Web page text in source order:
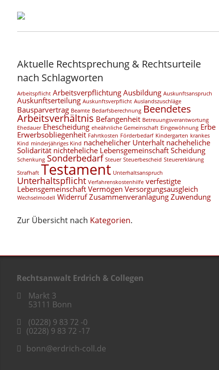
Aktuelle Rechtsprechung & Rechtsurteile
nach Schlagworten
Arbeitspflicht Arbeitsverpflichtung Ausbildung Auskunftsanspruch
Auskunftserteilung Auskunftsverpflicht Auslandszuschläge
Bausparvertrag Beamte Bedarfsberechnung Beendetes
Arbeitsverhältnis Befangenheit Betreuungsverantwortung
Ehedauer Ehescheidung eheähnliche Gemeinschaft Eingewöhnung Erbe
Erwerbsobliegenheit Fahrtkosten Förderbedarf Kindergarten krankes
Kind minderjähriges Kind nachehelicher Unterhalt nacheheliche
Solidarität nichteheliche Lebensgemeinschaft Scheidung
Schenkung Sonderbedarf Steuer Steuerbescheid Steuererklärung
Strafhaft Testament Unterhaltsanspruch
Unterhaltspflicht Verfahrenskostenhilfe verfestigte
Lebensgemeinschaft Vermögen Versorgungsausgleich
Wechselmodell Widerruf Zusammenveranlagung Zuwendung
Zur Übersicht nach Kategorien.
Rechtsanwalt Erdrich & Collegen
Markt 3
53111 Bonn
(0228) 9 83 72 -0
(0228) 9 83 72 -17
bonn@erdrich-coll.de